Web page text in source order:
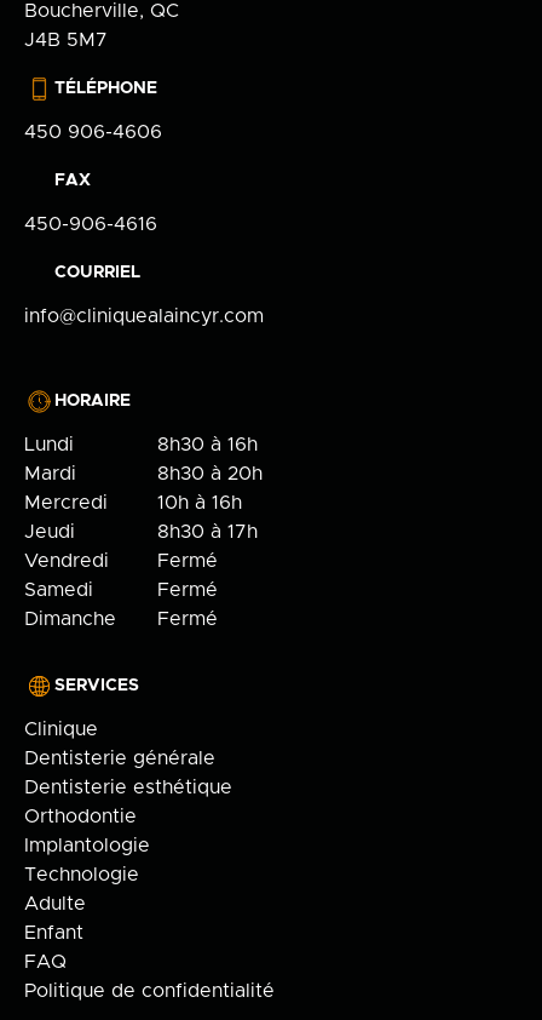
Boucherville, QC
J4B 5M7
TÉLÉPHONE
450 906-4606
FAX
450-906-4616
COURRIEL
info@cliniquealaincyr.com
HORAIRE
Lundi
8h30 à 16h
Mardi
8h30 à 20h
Mercredi
10h à 16h
Jeudi
8h30 à 17h
Vendredi
Fermé
Samedi
Fermé
Dimanche
Fermé
SERVICES
Clinique
Dentisterie générale
Dentisterie esthétique
Orthodontie
Implantologie
Technologie
Adulte
Enfant
FAQ
Politique de confidentialité